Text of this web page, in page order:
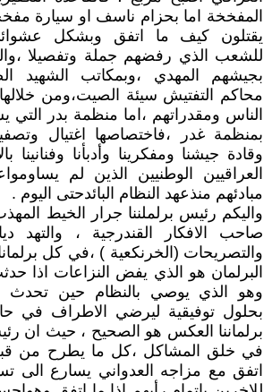
المفخخة اما بحزام ناسف او سيارة
يقتلون كيف ما اتفق وبشكل
للشعب الذي رفضهم جملة وتفصيلا
بجيشهم المهدي ،وبمكاتب الشهيد
محاكم التفتيش سيئة الصيت،ومن
الناس ومقدراتهم ،اما منظمة بدر التي
بمنظمة غدر ،فاختصاصها اغتيال
وقادة جيشنا ومفكرينا وأدبأنا وفنانينا
العراقيين الوطنيين الذين لم
مبادئهم منذعهد النظام البائدحتى اليوم .
واليكم رئيس برلملننا جرار الخيط
صاحب الافكار القندرجية ، والتهد
والتصريحات (الخرنكعية ) ،في كل
البرلمان هو الذي يفض النزاعات اذا
وهو الذي يوصي بالنظام حين تحدث
بحلول توفيقية ليرضي الاطراف في
برلماننا العكس هو الصحيح ، حيث ان
في خلق المشاكل ،كل ما يطرح من قبل
اتفق مع مزاجه العدواني يسارع الى